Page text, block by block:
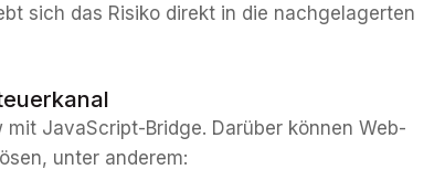
sich das Risiko direkt in die nachgelagerten
mit JavaScript-Bridge. Darüber können Web-
unter anderem: